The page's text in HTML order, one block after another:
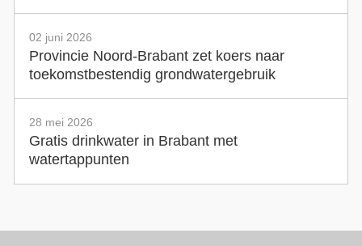
02 juni 2026
Provincie Noord-Brabant zet koers naar
toekomstbestendig grondwatergebruik
28 mei 2026
Gratis drinkwater in Brabant met
watertappunten